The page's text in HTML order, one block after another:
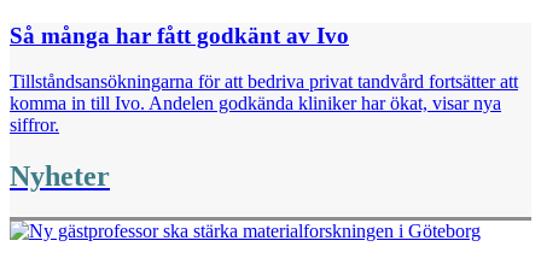
Så många har fått godkänt av Ivo
Tillståndsansökningarna för att bedriva privat tandvård fortsätter att
komma in till Ivo. Andelen godkända kliniker har ökat, visar nya
siffror.
Nyheter